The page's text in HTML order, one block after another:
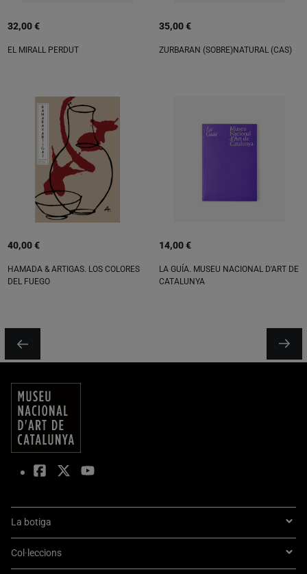
32,00 €
EL MIRALL PERDUT
35,00 €
ZURBARAN (SOBRE)NATURAL (CAS)
40,00 €
HAMADA & ARTIGAS. LOS COLORES
DEL FUEGO
14,00 €
LA GUÍA. MUSEU NACIONAL D'ART DE
CATALUNYA
La botiga
Col·leccions